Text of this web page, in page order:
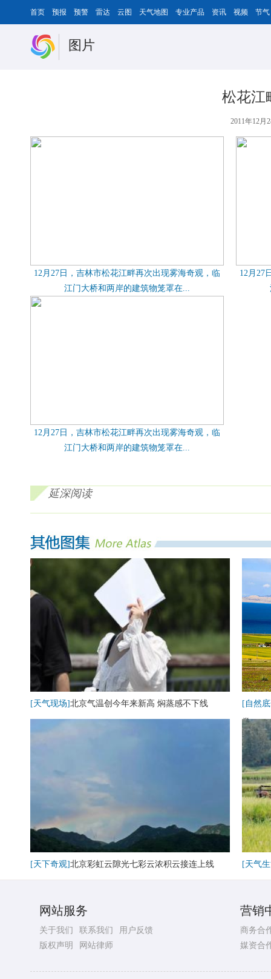
首页 预报 预警 雷达 云图 天气地图 专业产品 资讯 视频 节气
图片
松花江
2011年12月
12月27日，吉林市松花江畔再次出现雾海奇观，临
江门大桥和两岸的建筑物笼罩在...
12月27
12月27日，吉林市松花江畔再次出现雾海奇观，临
江门大桥和两岸的建筑物笼罩在...
延深阅读
[天气现场]北京气温创今年来新高 焖蒸感不下线
[自然
卷
[天下奇观]北京彩虹云隙光七彩云浓积云接连上线 [天气
网站服务
关于我们 联系我们
用户反馈
版权声明
网站律师
营销
商务合
媒资合